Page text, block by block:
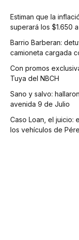
Estiman que la
superará los $1.650
Barrio Barberan:
camioneta cargada
Con promos
Tuya del NBCH
Sano y salvo:
avenida 9 de Julio
Caso Loan, el juicio:
los vehículos de